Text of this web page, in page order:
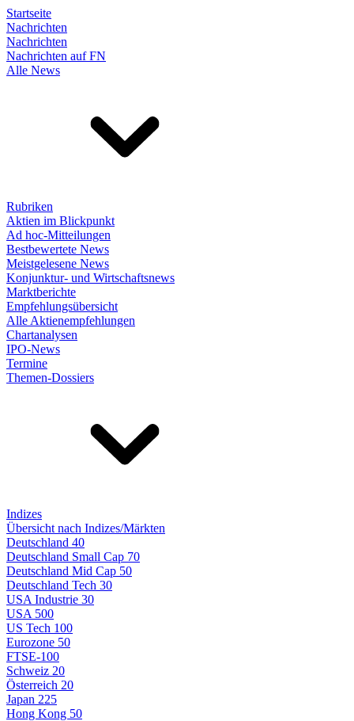
Startseite
Nachrichten
Nachrichten
Nachrichten auf FN
Alle News
Rubriken
Aktien im Blickpunkt
Ad hoc-Mitteilungen
Bestbewertete News
Meistgelesene News
Konjunktur- und Wirtschaftsnews
Marktberichte
Empfehlungsübersicht
Alle Aktienempfehlungen
Chartanalysen
IPO-News
Termine
Themen-Dossiers
Indizes
Übersicht nach Indizes/Märkten
Deutschland 40
Deutschland Small Cap 70
Deutschland Mid Cap 50
Deutschland Tech 30
USA Industrie 30
USA 500
US Tech 100
Eurozone 50
FTSE-100
Schweiz 20
Österreich 20
Japan 225
Hong Kong 50